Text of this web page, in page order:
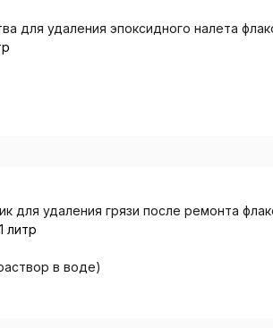
для удаления эпоксидного налета
для удаления грязи после ремонта
литр
в воде)